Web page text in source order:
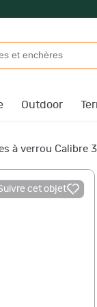
Outdoor
à verrou Calibre
cet objet